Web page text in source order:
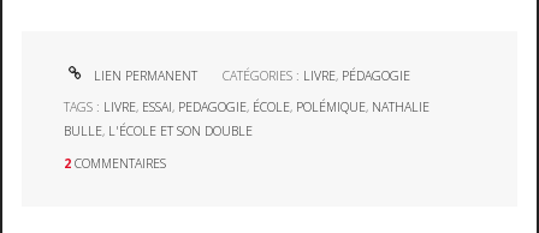
LIEN PERMANENT CATÉGORIES : LIVRE, PÉDAGOGIE
TAGS : LIVRE, ESSAI, PEDAGOGIE, ÉCOLE, POLÉMIQUE, NATHALIE
BULLE, L'ÉCOLE ET SON DOUBLE
2 COMMENTAIRES